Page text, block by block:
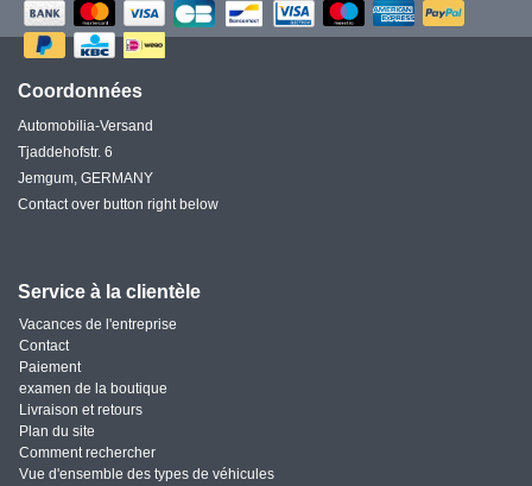
Coordonnées
Automobilia-Versand
Tjaddehofstr. 6
Jemgum, GERMANY
Contact over button right below
Service à la clientèle
Vacances de l'entreprise
Contact
Paiement
examen de la boutique
Livraison et retours
Plan du site
Comment rechercher
Vue d'ensemble des types de véhicules